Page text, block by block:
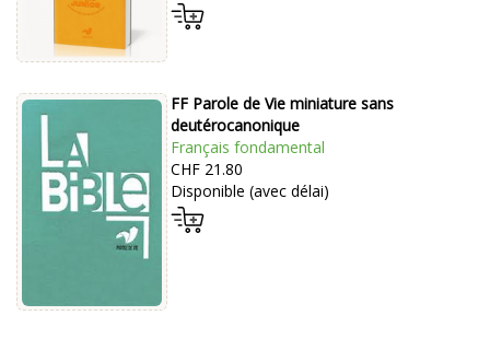
FF Parole de Vie miniature sans
deutérocanonique
Français fondamental
CHF 21.80
Disponible (avec délai)